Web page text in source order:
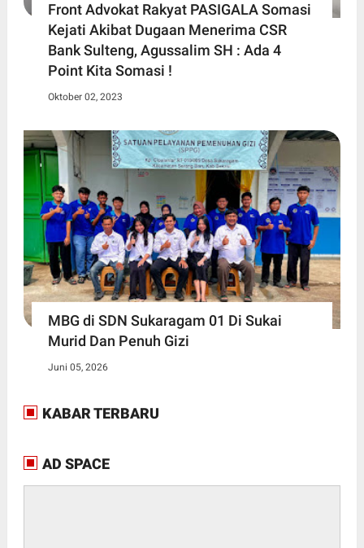
Front Advokat Rakyat PASIGALA Somasi
Kejati Akibat Dugaan Menerima CSR
Bank Sulteng, Agussalim SH : Ada 4
Point Kita Somasi !
Oktober 02, 2023
MBG di SDN Sukaragam 01 Di Sukai
Murid Dan Penuh Gizi
Juni 05, 2026
KABAR TERBARU
AD SPACE